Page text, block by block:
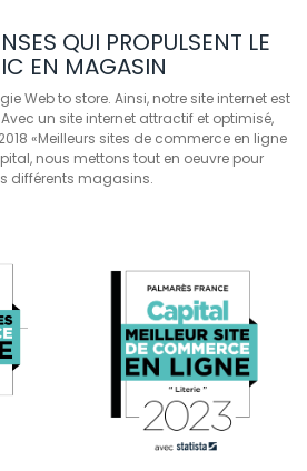
QUI PROPULSENT LE
EN MAGASIN
Web to store. Ainsi, notre site internet est
un site internet attractif et optimisé,
«Meilleurs sites de commerce en ligne
nous mettons tout en oeuvre pour
différents magasins.